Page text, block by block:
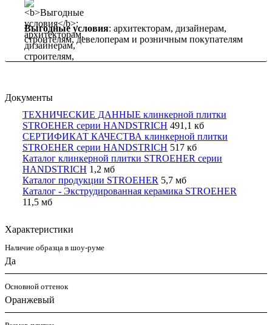
Выгодные условия: архитекторам, дизайнерам,
строителям, девелоперам и розничным покупателям
Документы
ТЕХНИЧЕСКИЕ ДАННЫЕ клинкерной плитки
STROEHER серии HANDSTRICH 491,1 кб
СЕРТИФИКАТ КАЧЕСТВА клинкерной плитки
STROEHER серии HANDSTRICH 517 кб
Каталог клинкерной плитки STROEHER серии
HANDSTRICH 1,2 мб
Каталог продукции STROEHER 5,7 мб
Каталог - Экструдированная керамика STROEHER
11,5 мб
Характеристики
Наличие образца в шоу-руме
Да
Основной оттенок
Оранжевый